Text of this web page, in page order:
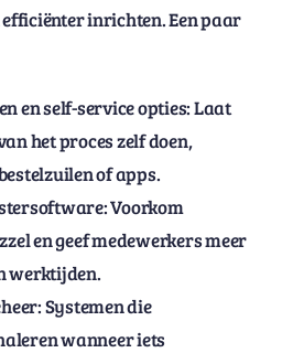
inrichten. Een paar
en self-service opties: Laat
het proces zelf doen,
of apps.
Voorkom
en geef medewerkers meer
werktijden.
Systemen die
wanneer iets